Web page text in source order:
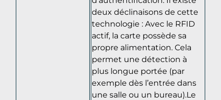
deux déclinaisons de cette
technologie : Avec le RFID
actif, la carte possède sa
propre alimentation. Cela
permet une détection à
plus longue portée (par
exemple dès l’entrée dans
une salle ou un bureau).Le